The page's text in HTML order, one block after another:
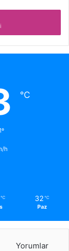
℃
h
℃ 32 ℃
Paz
Yorumlar